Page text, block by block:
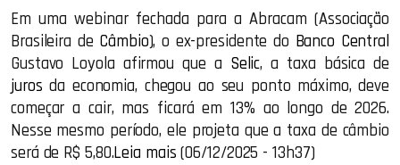
Em uma webinar fechada para a Abracam (Associação
Brasileira de Câmbio), o ex-presidente do Banco Central
Gustavo Loyola afirmou que a Selic, a taxa básica de
juros da economia, chegou ao seu ponto máximo, deve
começar a cair, mas ficará em 13% ao longo de 2026.
Nesse mesmo período, ele projeta que a taxa de câmbio
será de R$ 5,80.Leia mais (06/12/2025 - 13h37)